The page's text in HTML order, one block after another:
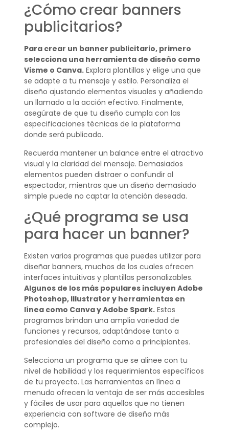
¿Cómo crear banners
publicitarios?
Para crear un banner publicitario, primero
selecciona una herramienta de diseño como
Visme o Canva.Explora plantillas y elige una que
se adapte a tu mensaje y estilo. Personaliza el
diseño ajustando elementos visuales y añadiendo
un llamado a la acción efectivo. Finalmente,
asegúrate de que tu diseño cumpla con las
especificaciones técnicas de la plataforma
donde será publicado.
Recuerda mantener un balance entre el atractivo
visual y la claridad del mensaje. Demasiados
elementos pueden distraer o confundir al
espectador, mientras que un diseño demasiado
simple puede no captar la atención deseada.
¿Qué programa se usa
para hacer un banner?
Existen varios programas que puedes utilizar para
diseñar banners, muchos de los cuales ofrecen
interfaces intuitivas y plantillas personalizables.
Algunos de los más populares incluyen Adobe
Photoshop, Illustrator y herramientas en
línea como Canva y Adobe Spark.Estos
programas brindan una amplia variedad de
funciones y recursos, adaptándose tanto a
profesionales del diseño como a principiantes.
Selecciona un programa que se alinee con tu
nivel de habilidad y los requerimientos específicos
de tu proyecto. Las herramientas en línea a
menudo ofrecen la ventaja de ser más accesibles
y fáciles de usar para aquellos que no tienen
experiencia con software de diseño más
complejo.